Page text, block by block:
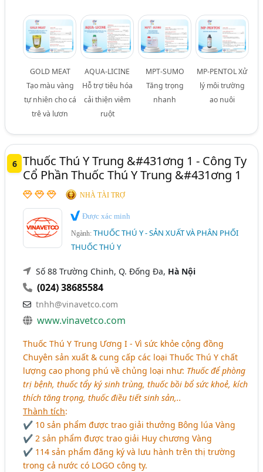
GOLD MEAT
Tạo màu vàng
tự nhiên cho cá
trê và lươn
AQUA-LICINE
Hỗ trợ tiêu hóa
cải thiện viêm
ruột
MPT-SUMO
Tăng trọng
nhanh
MP-PENTOL Xử
lý môi trường
ao nuôi
6 Thuốc Thú Y Trung &#431ơng 1 - Công Ty
Cổ Phần Thuốc Thú Y Trung &#431ơng 1
NHÀ TÀI TRỢ
Được xác minh
Ngành:THUỐC THÚ Y - SẢN XUẤT VÀ PHÂN PHỐI
THUỐC THÚ Y
Số 88 Trường Chinh, Q. Đống Đa, Hà Nội
(024) 38685584
tnhh@vinavetco.com
www.vinavetco.com
Thuốc Thú Y Trung Ương I - Vì sức khỏe cộng đồng
Chuyên sản xuất & cung cấp các loại Thuốc Thú Y chất
lượng cao phong phú về chủng loại như: Thuốc để phòng
trị bệnh, thuốc tẩy ký sinh trùng, thuốc bồi bổ sức khoẻ, kích
thích tăng trọng, thuốc điều tiết sinh sản,..
Thành tích:
✔ 10 sản phẩm được trao giải thưởng Bông lúa Vàng
✔ 2 sản phẩm được trao giải Huy chương Vàng
✔ 114 sản phẩm đăng ký và lưu hành trên thị trường
trong cả nước có LOGO công ty.